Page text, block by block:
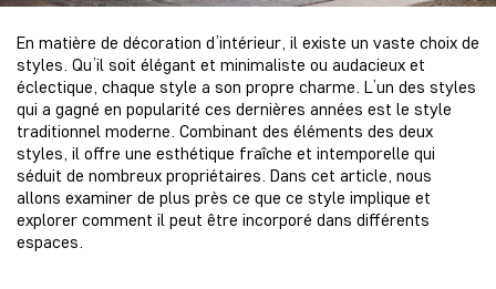
En matière de décoration d’intérieur, il existe un vaste choix de
styles. Qu’il soit élégant et minimaliste ou audacieux et
éclectique, chaque style a son propre charme. L’un des styles
qui a gagné en popularité ces dernières années est le style
traditionnel moderne. Combinant des éléments des deux
styles, il offre une esthétique fraîche et intemporelle qui
séduit de nombreux propriétaires. Dans cet article, nous
allons examiner de plus près ce que ce style implique et
explorer comment il peut être incorporé dans différents
espaces.